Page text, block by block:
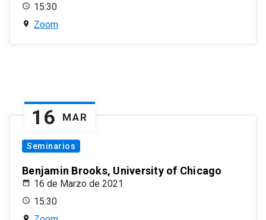
15:30
Zoom
16 MAR
Seminarios
Benjamin Brooks, University of Chicago
16 de Marzo de 2021
15:30